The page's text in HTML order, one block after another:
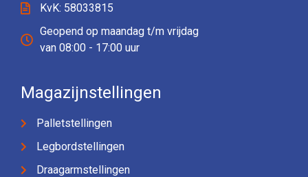
KvK: 58033815
Geopend op maandag t/m vrijdag
van 08:00 - 17:00 uur
Magazijnstellingen
Palletstellingen
Legbordstellingen
Draagarmstellingen